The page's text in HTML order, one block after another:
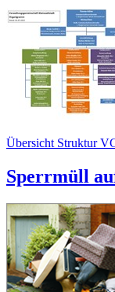
Übersicht Struktur
Sperrmüll